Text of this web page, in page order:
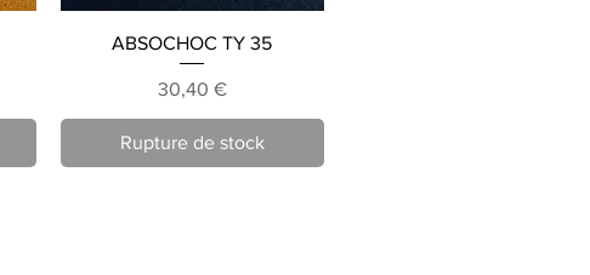
Aperçu rapide
ABSOCHOC TY 35
Prix
30,40 €
Rupture de stock